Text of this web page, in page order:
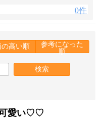
0件
高い順
参考になった
順
検索
可愛い♡♡